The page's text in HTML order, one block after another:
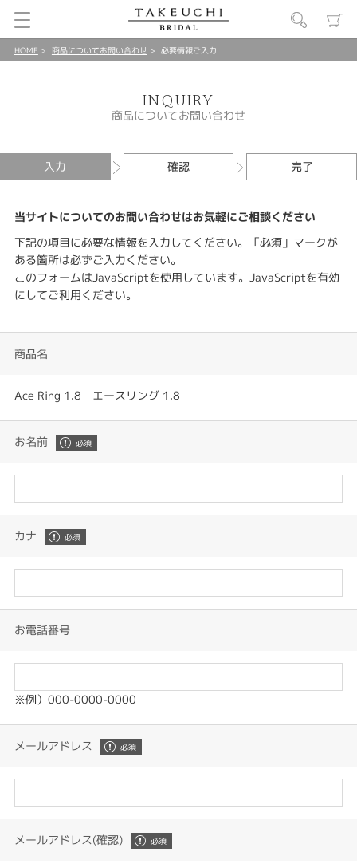
HOME 商品についてお問い合わせ 必要情報ご入力
INQUIRY
商品についてお問い合わせ
入力 確認 完了
当サイトについてのお問い合わせはお気軽にご相談ください
下記の項目に必要な情報を入力してください。「必須」マークが
ある箇所は必ずご入力ください。
このフォームはJavaScriptを使用しています。JavaScriptを有効
にしてご利用ください。
商品名
Ace Ring 1.8 エースリング 1.8
お名前
カナ
お電話番号
※例）000-0000-0000
メールアドレス
メールアドレス(確認)